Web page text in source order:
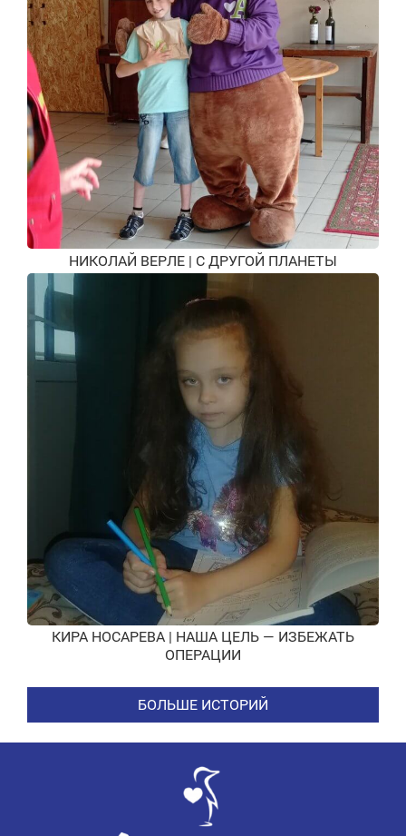
НИКОЛАЙ ВЕРЛЕ | С ДРУГОЙ ПЛАНЕТЫ
КИРА НОСАРЕВА | НАША ЦЕЛЬ — ИЗБЕЖАТЬ
ОПЕРАЦИИ
БОЛЬШЕ ИСТОРИЙ